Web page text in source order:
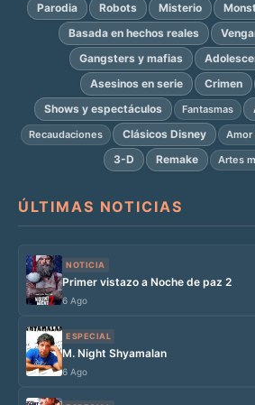
Parodia Robots Misterio
Basada en hechos reales
Gangsters y mafias
Asesinos en serie
Crimen
Shows y espectáculos
Fantasmas
Recaudaciones Clásicos Disney Amor
3-D Remake Artes
ÚLTIMAS NOTICIAS
NOTICIA
Primer vistazo a Noche de paz 2
6 Ago
ESPECIAL
M. Night Shyamalan
6 Ago